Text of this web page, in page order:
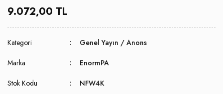
9.072,00 TL
Kategori Genel Yayın / Anons
Marka EnormPA
Stok Kodu NFW4K